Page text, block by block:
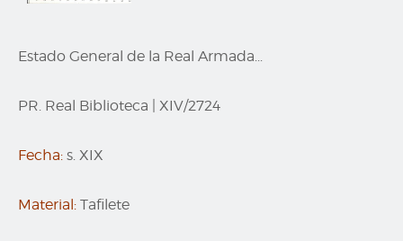
Estado General de la Real Armada...
PR. Real Biblioteca XIV/2724
Fecha: s. XIX
Material: Tafilete